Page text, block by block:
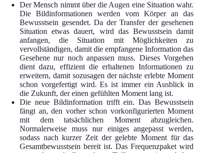
Der Mensch nimmt über die Augen eine Situation wahr.
Die Bildinformationen werden vom Körper an das
Bewusstsein gesendet. Da der Transfer der gesehenen
Situation etwas dauert, wird das Bewusstsein damit
anfangen, die Situation mit Möglichkeiten zu
vervollständigen, damit die empfangene Information das
Gesehene nur noch anpassen muss. Dieses Vorgehen
dient dazu, effizient die erhaltenen Informationen zu
erweitern, damit sozusagen der nächste erlebte Moment
schon vorgefertigt wird. Es ist immer ein Ausblick in
die Zukunft, der einen gefühlten Moment lang ist.
Die neue Bildinformation trifft ein. Das Bewusstsein
fängt an, den vorher schon vorkonfigurierten Moment
mit dem tatsächlichen Moment abzugleichen.
Normalerweise muss nur einiges angepasst werden,
sodass nach kurzer Zeit der gelebte Moment für das
Gesamtbewusstsein bereit ist. Das Frequenzpaket wird